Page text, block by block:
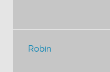
Robin